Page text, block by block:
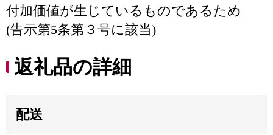
付加価値が生じているものであるため
(告示第5条第３号に該当)
返礼品の詳細
配送